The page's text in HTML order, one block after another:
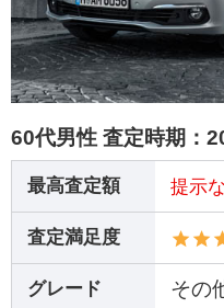
60代男性 査定時期：
最高査定額 提示
査定満足度
グレード その